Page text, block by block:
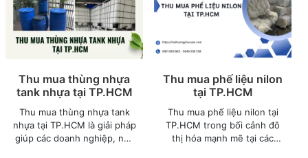
nghiệp hoạt động trong
nhiều lĩnh vực.
Thu mua thùng nhựa
tank nhựa tại TP.HCM
Thu mua thùng nhựa tank
nhựa tại TP.HCM là giải pháp
giúp các doanh nghiệp, nhà
Thu mua phế liệu nilon
tại TP.HCM
Thu mua phế liệu nilon tại
TP.HCM trong bối cảnh đô
thị hóa mạnh mẽ tại các